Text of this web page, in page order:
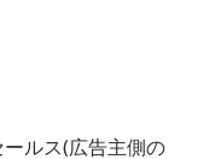
ルス(広告主側の